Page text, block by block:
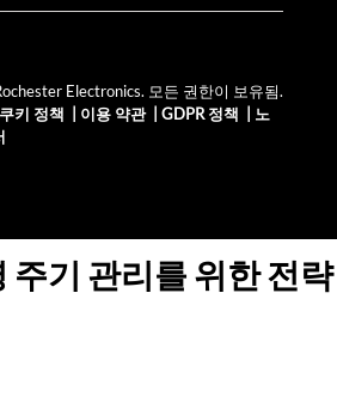
Electronics. 모든 권한이 보유됨.
쿠키 정책 이용 약관| GDPR 정책
노
주기 관리를 위한 전략